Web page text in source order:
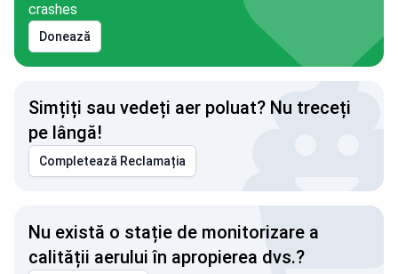
crashes
Donează
Simțiți sau vedeți aer poluat? Nu treceți
pe lângă!
Completează Reclamația
Nu există o stație de monitorizare a
calității aerului în apropierea dvs.?